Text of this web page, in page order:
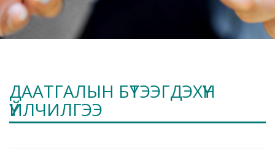
ДААТГАЛЫН БҮТЭЭГДЭХҮҮН
ҮЙЛЧИЛГЭЭ